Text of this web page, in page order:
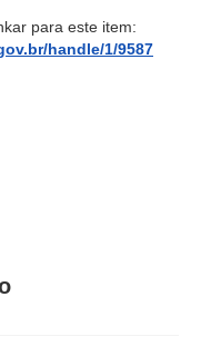
para este item:
handle/1/9587